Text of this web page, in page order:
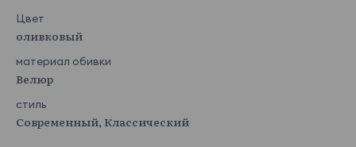
Цвет
оливковый
материал обивки
Велюр
стиль
Современный, Классический